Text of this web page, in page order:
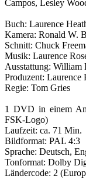
Campos, Lesley
Buch: Laurence
Kamera: Ronald W.
Schnitt: Chuck
Musik: Laurence
Ausstattung: William
Produzent: Laurence
Regie: Tom Gries
1 DVD in einem
FSK-Logo)
Laufzeit: ca. 71 Min.
Bildformat: PAL 4:3
Sprache: Deutsch,
Tonformat: Dolby
Ländercode: 2